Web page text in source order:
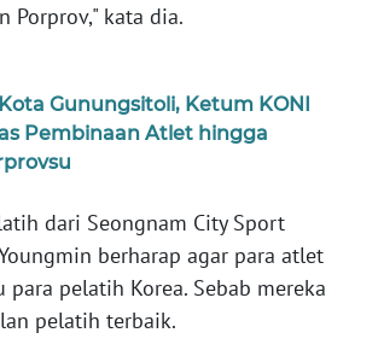
Porprov," kata dia.
Gunungsitoli, Ketum KONI
Pembinaan Atlet hingga
dari Seongnam City Sport
berharap agar para atlet
para pelatih Korea. Sebab mereka
pelatih terbaik.